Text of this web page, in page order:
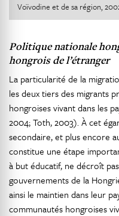
Voïvodine et de sa région,
Politique nationale
hongrois de l’étranger
La particularité de la
les deux tiers des migrants
hongroises vivant dans les
2004; Toth, 2003). À cet
secondaire, et plus encore
constitue une étape
à but éducatif, ne décroît
gouvernements de la
ainsi le maintien dans leur
communautés hongroises